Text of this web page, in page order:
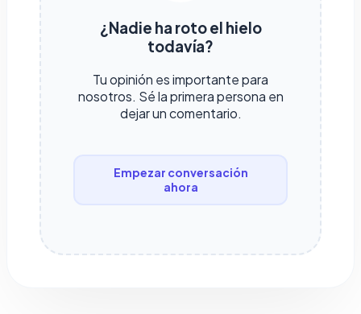
¿Nadie ha roto el hielo
todavía?
Tu opinión es importante para
nosotros. Sé la primera persona en
dejar un comentario.
Empezar conversación
ahora